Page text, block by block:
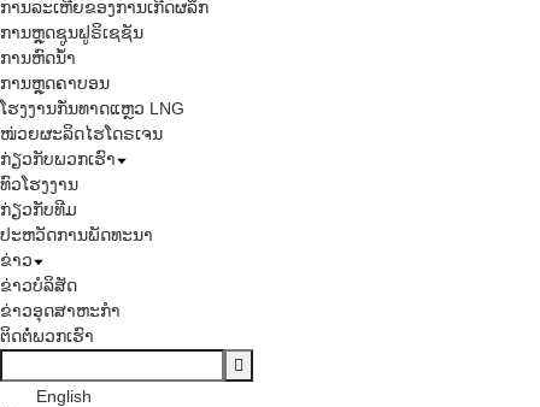
ການລະເຫີຍຂອງການເກີດຜລຶກ
ການຫຼຸດຊູນຟູຣິເຊຊັນ
ການຫົດນ້ຳ
ການຫຼຸດຄາບອນ
ໂຮງງານກັ່ນທາດແຫຼວ LNG
ໜ່ວຍຜະລິດໄຮໂດຣເຈນ
ກ່ຽວກັບພວກເຮົາ
ທົວໂຮງງານ
ກ່ຽວກັບທີມ
ປະຫວັດການພັດທະນາ
ຂ່າວ
ຂ່າວບໍລິສັດ
ຂ່າວອຸດສາຫະກຳ
ຕິດຕໍ່ພວກເຮົາ
English